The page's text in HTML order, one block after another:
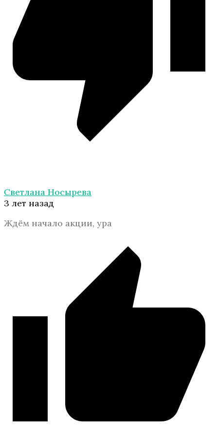
Светлана Носырева
3 лет назад
Ждём начало акции, ура